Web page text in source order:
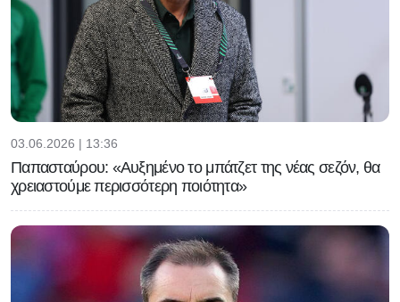
03.06.2026 | 13:36
Παπασταύρου: «Αυξημένο το μπάτζετ της νέας σεζόν, θα
χρειαστούμε περισσότερη ποιότητα»